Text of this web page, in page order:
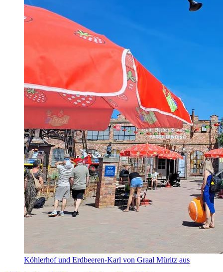
Köhlerhof und Erdbeeren-Karl von Graal Müritz aus